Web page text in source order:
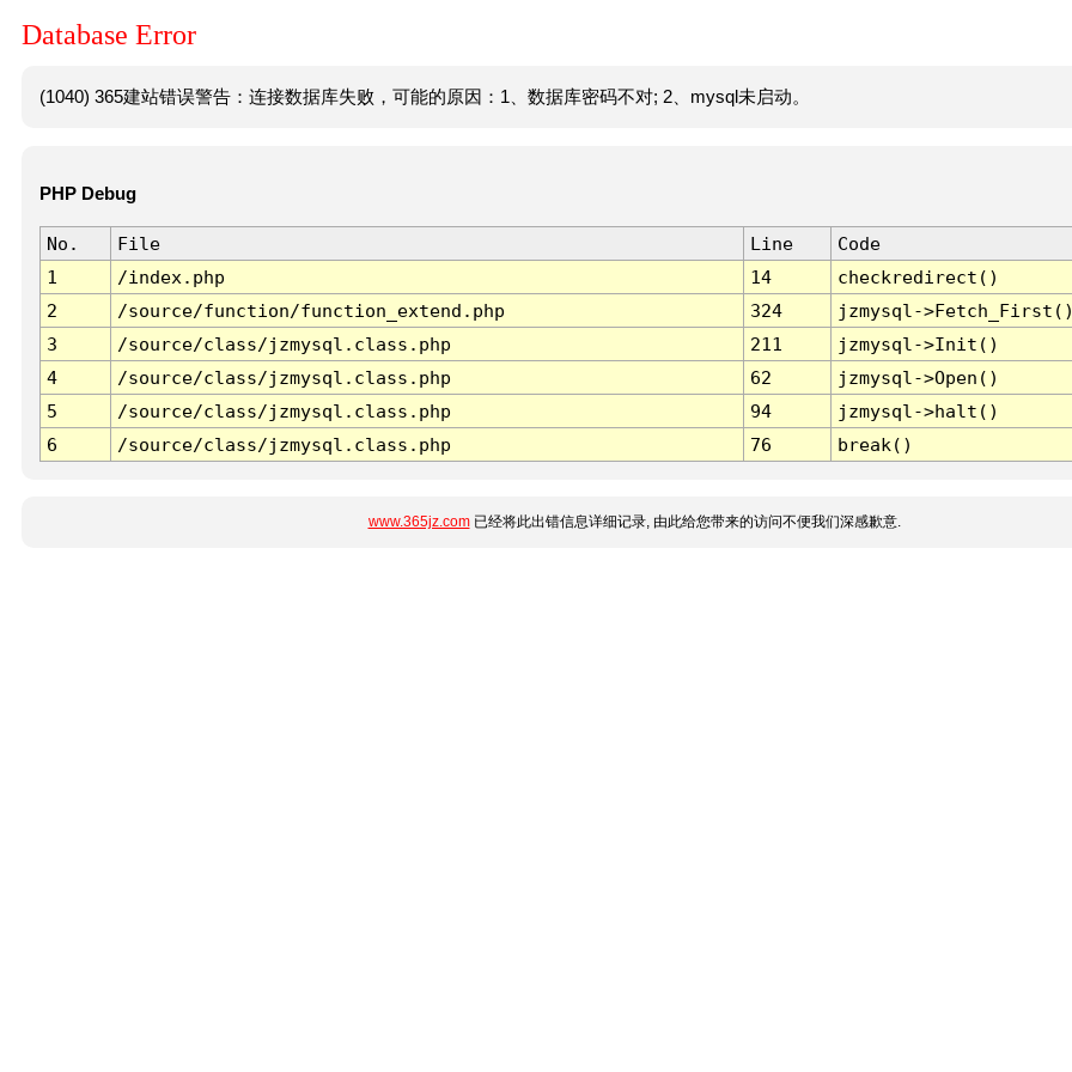
Database Error
(1040) 365建站错误警告：连接数据库失败，可能的原因：1、数据库密码不对; 2、mysql未启动。
PHP Debug
No. File Line
Code
1
/index.php 14
checkredirect()
2
/source/function/function_extend.php 324
jzmysql-
3
/source/class/jzmysql.class.php 211
jzmysql->Init()
4
/source/class/jzmysql.class.php 62
jzmysql->Open()
5
/source/class/jzmysql.class.php 94
jzmysql->halt()
6
/source/class/jzmysql.class.php 76 break()
www.365jz.com已经将此出错信息详细记录, 由此给您带来的访问不便我们深感歉意.